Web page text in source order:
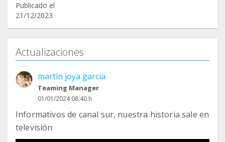
Publicado el
21/12/2023
Actualizaciones
martin joya garcia
Teaming Manager
01/01/2024 08:40 h
Informativos de canal sur, nuestra historia sale en
televisión